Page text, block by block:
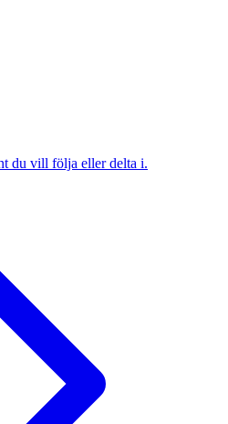
du vill följa eller delta i.